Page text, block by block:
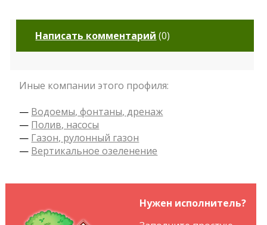
Написать комментарий (0)
Иные компании этого профиля:
— Водоемы, фонтаны, дренаж
— Полив, насосы
— Газон, рулонный газон
— Вертикальное озеленение
Нужен исполнитель?